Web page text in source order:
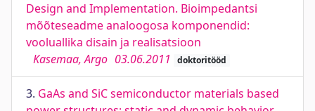
Design and Implementation. Bioimpedantsi
mõõteseadme analoogosa komponendid:
vooluallika disain ja realisatsioon
Kasemaa, Argo 03.06.2011 doktoritööd
3. GaAs and SiC semiconductor materials based